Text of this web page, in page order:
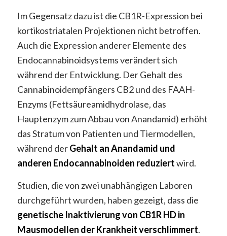
Im Gegensatz dazu ist die CB1R-Expression bei
kortikostriatalen Projektionen nicht betroffen.
Auch die Expression anderer Elemente des
Endocannabinoidsystems verändert sich
während der Entwicklung. Der Gehalt des
Cannabinoidempfängers CB2 und des FAAH-
Enzyms (Fettsäureamidhydrolase, das
Hauptenzym zum Abbau von Anandamid) erhöht
das Stratum von Patienten und Tiermodellen,
während derGehalt an Anandamid und
anderen Endocannabinoiden reduziertwird.
Studien, die von zwei unabhängigen Laboren
durchgeführt wurden, haben gezeigt, dass die
genetische Inaktivierung von CB1R HD in
Mausmodellen der Krankheit verschlimmert.